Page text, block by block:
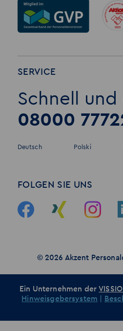
SERVICE
Schnell
08000
Deutsch Polski
FOLGEN SIE UNS
© 2026 Akzent
Ein Unternehmen der
Hinweisgebersystem